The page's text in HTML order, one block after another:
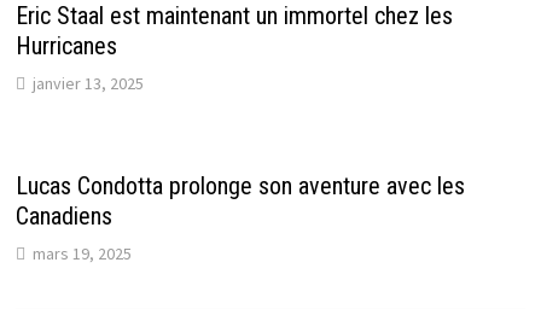
Eric Staal est maintenant un immortel chez les
Hurricanes
janvier 13, 2025
Lucas Condotta prolonge son aventure avec les
Canadiens
mars 19, 2025